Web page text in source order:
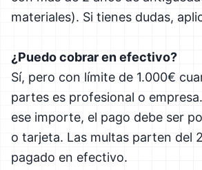
materiales). Si tienes dudas,
¿Puedo cobrar en efectivo?
Sí, pero con límite de 1.000€
partes es profesional o
ese importe, el pago debe ser
o tarjeta. Las multas parten del
pagado en efectivo.